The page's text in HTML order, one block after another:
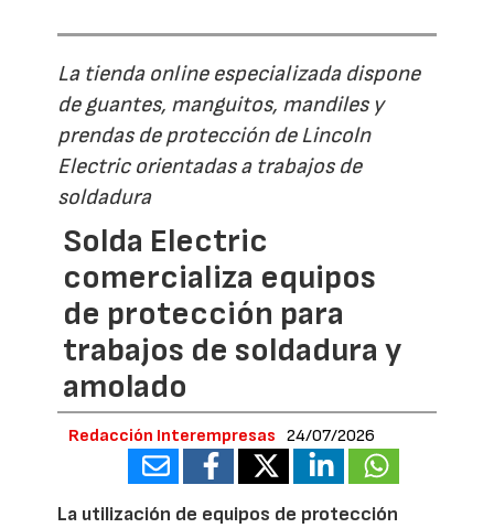
La tienda online especializada dispone
de guantes, manguitos, mandiles y
prendas de protección de Lincoln
Electric orientadas a trabajos de
soldadura
Solda Electric
comercializa equipos
de protección para
trabajos de soldadura y
amolado
Redacción Interempresas 24/07/2026
La utilización de equipos de protección